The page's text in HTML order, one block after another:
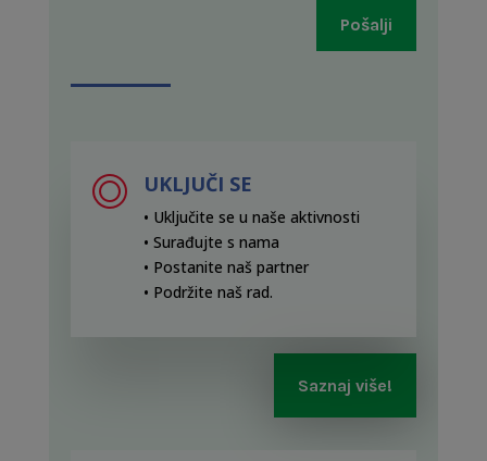
Pošalji
UKLJUČI SE
• Uključite se u naše aktivnosti
• Surađujte s nama
• Postanite naš partner
• Podržite naš rad.
Saznaj više!